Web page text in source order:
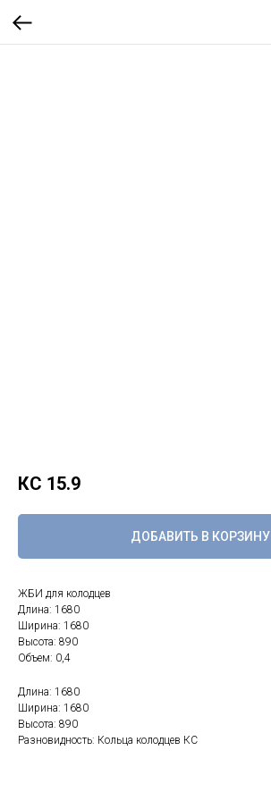
КС 15.9
ДОБАВИТЬ В КОРЗИНУ
ЖБИ для колодцев
Длина: 1680
Ширина: 1680
Высота: 890
Объем: 0,4
Длина: 1680
Ширина: 1680
Высота: 890
Разновидность: Кольца колодцев КС